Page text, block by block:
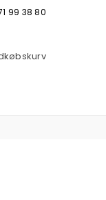
99 38 80